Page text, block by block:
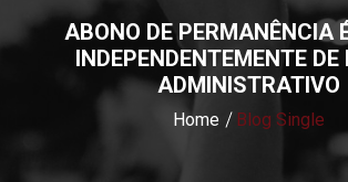
ABONO DE PERMANÊNCIA
INDEPENDENTEMENTE DE
ADMINISTRATIVO
Home Blog Single